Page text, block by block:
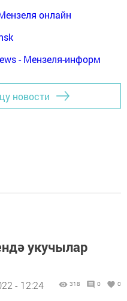
онлайн
- Мензеля-информ
новости
укучылар
- 12:24 318 0 0